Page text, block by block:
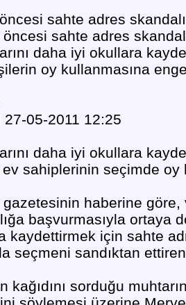
sahte adres skandalı
sahte adres
daha iyi okullara
oy kullanmasına
27-05-2011 12:25
daha iyi okullara
sahiplerinin seçimde oy
haberine göre,
başvurmasıyla ortaya
kaydettirmek için sahte
seçmeni sandıktan
kağıdını sorduğu